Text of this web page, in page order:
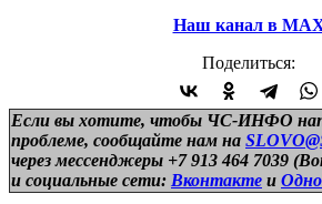
Наш канал в
Поделиться:
Если вы хотите, чтобы ЧС-ИНФО
проблеме, сообщайте нам на
через мессенджеры +7 913 464 7039
и социальные сети: Вконтакте и